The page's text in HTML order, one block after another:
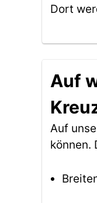
Dort
Auf
Auf
können.